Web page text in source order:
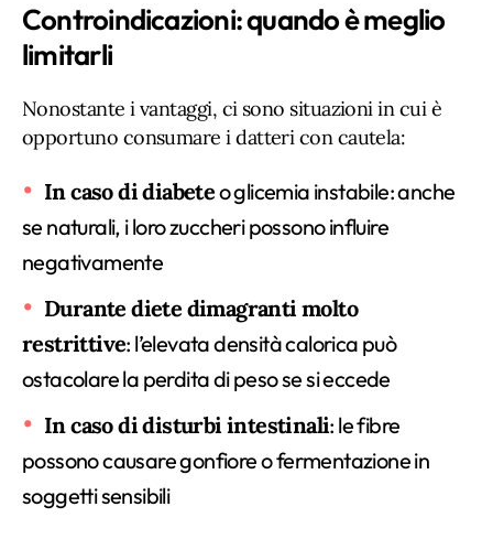
Controindicazioni: quando è meglio
limitarli
Nonostante i vantaggi, ci sono situazioni in cui è
opportuno consumare i datteri con cautela:
In caso di diabeteo glicemia instabile: anche
se naturali, i loro zuccheri possono influire
negativamente
Durante diete dimagranti molto
restrittive: l’elevata densità calorica può
ostacolare la perdita di peso se si eccede
In caso di disturbi intestinali: le fibre
possono causare gonfiore o fermentazione in
soggetti sensibili